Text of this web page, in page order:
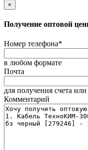
×
Получение оптовой
Номер телефона*
в любом формате
Почта
для получения счета
Комментарий